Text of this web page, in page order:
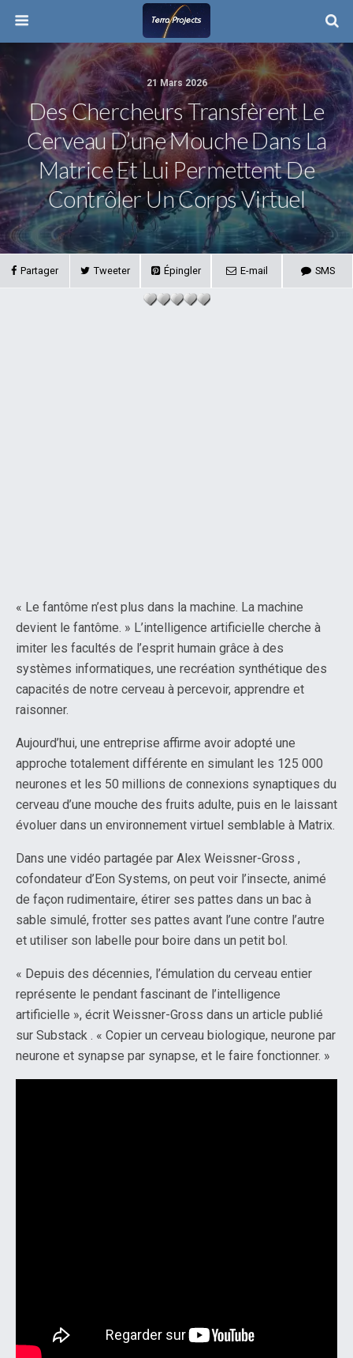
21 Mars 2026
Des Chercheurs Transfèrent Le
Cerveau D’une Mouche Dans La
Matrice Et Lui Permettent De
Contrôler Un Corps Virtuel
Partager Tweeter Épingler E-mail SMS
« Le fantôme n’est plus dans la machine. La machine
devient le fantôme. » L’intelligence artificielle cherche à
imiter les facultés de l’esprit humain grâce à des
systèmes informatiques, une recréation synthétique des
capacités de notre cerveau à percevoir, apprendre et
raisonner.
Aujourd’hui, une entreprise affirme avoir adopté une
approche totalement différente en simulant les 125 000
neurones et les 50 millions de connexions synaptiques du
cerveau d’une mouche des fruits adulte, puis en le laissant
évoluer dans un environnement virtuel semblable à Matrix.
Dans une vidéo partagée par Alex Weissner-Gross ,
cofondateur d’Eon Systems, on peut voir l’insecte, animé
de façon rudimentaire, étirer ses pattes dans un bac à
sable simulé, frotter ses pattes avant l’une contre l’autre
et utiliser son labelle pour boire dans un petit bol.
« Depuis des décennies, l’émulation du cerveau entier
représente le pendant fascinant de l’intelligence
artificielle », écrit Weissner-Gross dans un article publié
sur Substack . « Copier un cerveau biologique, neurone par
neurone et synapse par synapse, et le faire fonctionner. »